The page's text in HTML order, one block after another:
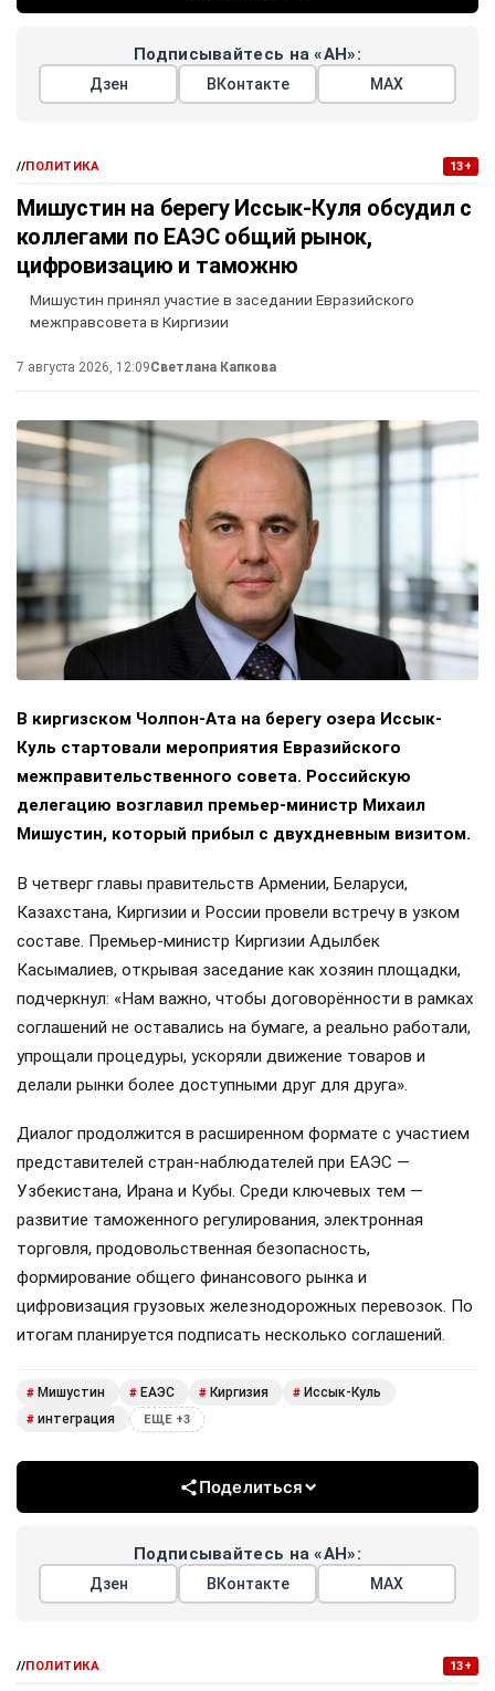
Подписывайтесь на «АН»:
Дзен ВКонтакте МАХ
//ПОЛИТИКА 13+
Мишустин на берегу Иссык-Куля обсудил с
коллегами по ЕАЭС общий рынок,
цифровизацию и таможню
Мишустин принял участие в заседании Евразийского
межправсовета в Киргизии
7 августа 2026, 12:09Светлана Капкова
В киргизском Чолпон-Ата на берегу озера Иссык-
Куль стартовали мероприятия Евразийского
межправительственного совета. Российскую
делегацию возглавил премьер-министр Михаил
Мишустин, который прибыл с двухдневным визитом.
В четверг главы правительств Армении, Беларуси,
Казахстана, Киргизии и России провели встречу в узком
составе. Премьер-министр Киргизии Адылбек
Касымалиев, открывая заседание как хозяин площадки,
подчеркнул: «Нам важно, чтобы договорённости в рамках
соглашений не оставались на бумаге, а реально работали,
упрощали процедуры, ускоряли движение товаров и
делали рынки более доступными друг для друга».
Диалог продолжится в расширенном формате с участием
представителей стран-наблюдателей при ЕАЭС —
Узбекистана, Ирана и Кубы. Среди ключевых тем —
развитие таможенного регулирования, электронная
торговля, продовольственная безопасность,
формирование общего финансового рынка и
цифровизация грузовых железнодорожных перевозок. По
итогам планируется подписать несколько соглашений.
# Мишустин # ЕАЭС # Киргизия # Иссык-Куль
# интеграция ЕЩЕ +3
Поделиться
Подписывайтесь на «АН»:
Дзен ВКонтакте МАХ
//ПОЛИТИКА 13+